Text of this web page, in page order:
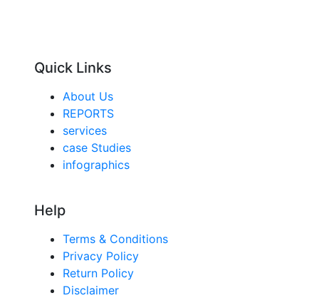
Quick Links
About Us
REPORTS
services
case Studies
infographics
Help
Terms & Conditions
Privacy Policy
Return Policy
Disclaimer